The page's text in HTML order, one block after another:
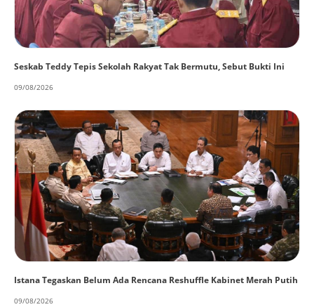
Seskab Teddy Tepis Sekolah Rakyat Tak Bermutu, Sebut Bukti Ini
09/08/2026
Istana Tegaskan Belum Ada Rencana Reshuffle Kabinet Merah Putih
09/08/2026